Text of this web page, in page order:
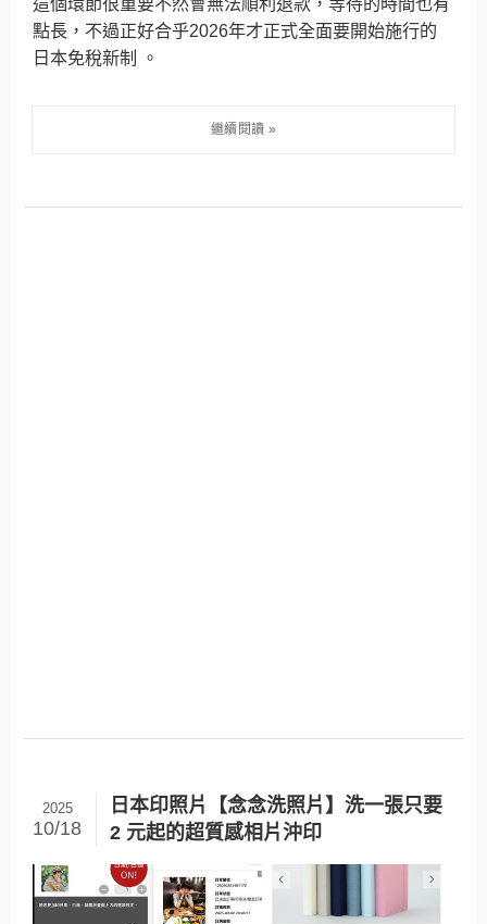
點長，不過正好合乎2026年才正式全面要開始施行的
日本免稅新制 。
日本印照片【念念洗照片】洗一張只要
2 元起的超質感相片沖印
2025
10/18